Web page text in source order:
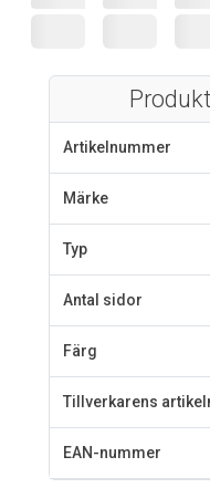
Artikelnummer
Märke
Typ
Antal sidor
Färg
Tillverkarens
EAN-nummer